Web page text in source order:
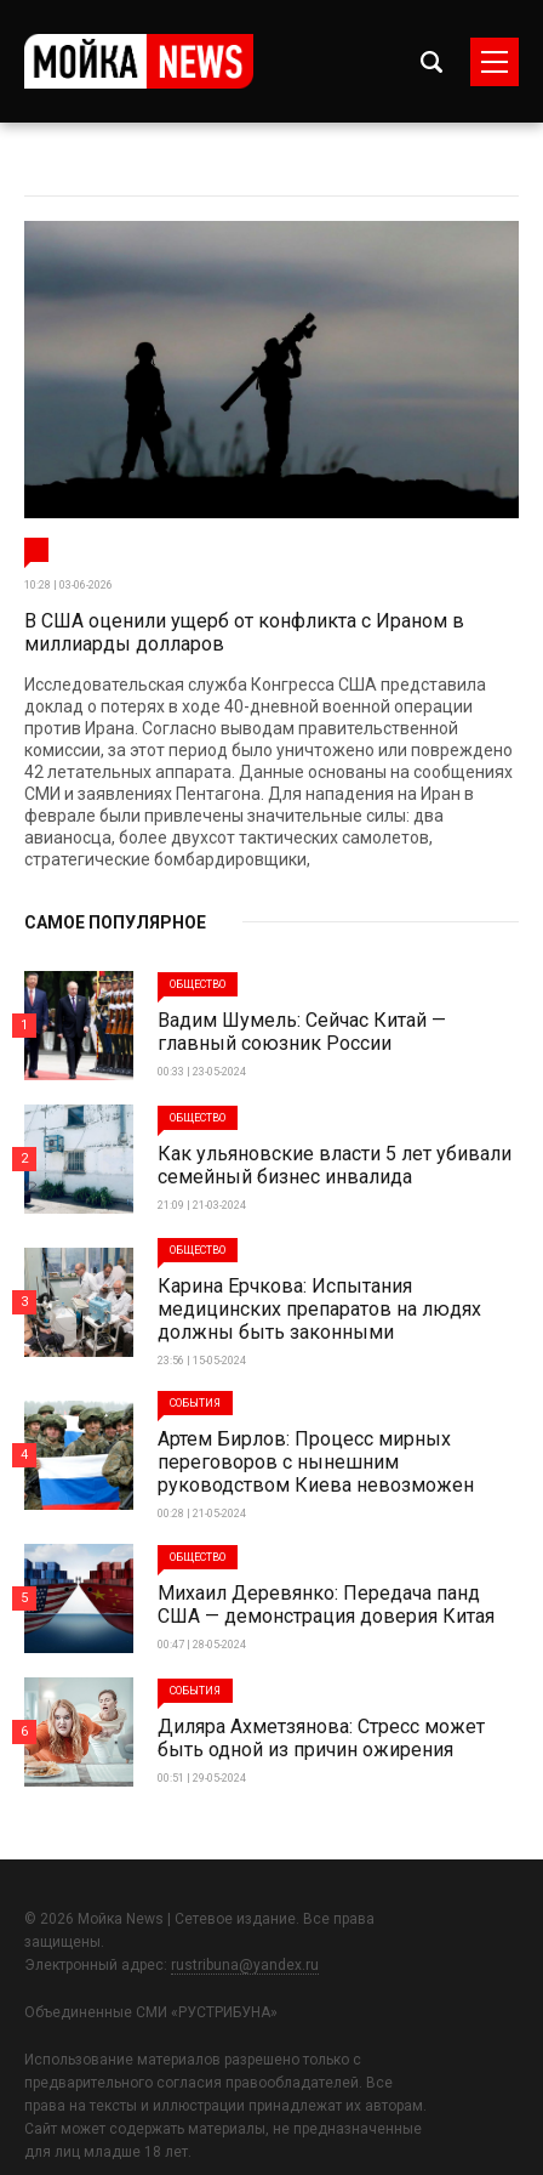
10:28 | 03-06-2026
В США оценили ущерб от конфликта с Ираном в
миллиарды долларов
Исследовательская служба Конгресса США представила
доклад о потерях в ходе 40-дневной военной операции
против Ирана. Согласно выводам правительственной
комиссии, за этот период было уничтожено или повреждено
42 летательных аппарата. Данные основаны на сообщениях
СМИ и заявлениях Пентагона. Для нападения на Иран в
феврале были привлечены значительные силы: два
авианосца, более двухсот тактических самолетов,
стратегические бомбардировщики,
САМОЕ ПОПУЛЯРНОЕ
ОБЩЕСТВО
Вадим Шумель: Сейчас Китай —
главный союзник России
00:33 | 23-05-2024
1
ОБЩЕСТВО
Как ульяновские власти 5 лет убивали
семейный бизнес инвалида
21:09 | 21-03-2024
2
ОБЩЕСТВО
Карина Ерчкова: Испытания
медицинских препаратов на людях
должны быть законными
23:56 | 15-05-2024
3
СОБЫТИЯ
Артем Бирлов: Процесс мирных
переговоров с нынешним
руководством Киева невозможен
00:28 | 21-05-2024
4
ОБЩЕСТВО
Михаил Деревянко: Передача панд
США — демонстрация доверия Китая
00:47 | 28-05-2024
5
СОБЫТИЯ
Диляра Ахметзянова: Стресс может
быть одной из причин ожирения
00:51 | 29-05-2024
6
© 2026 Мойка News | Сетевое издание. Все права
защищены.
Электронный адрес: rustribuna@yandex.ru
Объединенные СМИ «РУСТРИБУНА»
Использование материалов разрешено только с
предварительного согласия правообладателей. Все
права на тексты и иллюстрации принадлежат их авторам.
Сайт может содержать материалы, не предназначенные
для лиц младше 18 лет.